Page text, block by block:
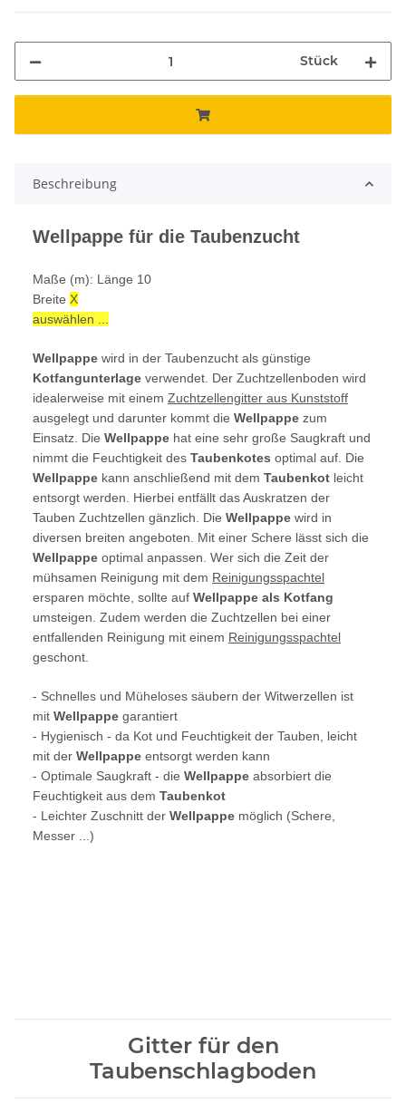
Stück
Beschreibung
Wellpappe für die Taubenzucht
Maße (m): Länge 10
Breite X
auswählen ...
Wellpappe wird in der Taubenzucht als günstige
Kotfangunterlage verwendet. Der Zuchtzellenboden wird
idealerweise mit einem Zuchtzellengitter aus Kunststoff
ausgelegt und darunter kommt die Wellpappe zum
Einsatz. Die Wellpappe hat eine sehr große Saugkraft und
nimmt die Feuchtigkeit des Taubenkotes optimal auf. Die
Wellpappe kann anschließend mit dem Taubenkot leicht
entsorgt werden. Hierbei entfällt das Auskratzen der
Tauben Zuchtzellen gänzlich. Die Wellpappe wird in
diversen breiten angeboten. Mit einer Schere lässt sich die
Wellpappe optimal anpassen. Wer sich die Zeit der
mühsamen Reinigung mit dem Reinigungsspachtel
ersparen möchte, sollte auf Wellpappe als Kotfang
umsteigen. Zudem werden die Zuchtzellen bei einer
entfallenden Reinigung mit einem Reinigungsspachtel
geschont.
- Schnelles und Müheloses säubern der Witwerzellen ist
mit Wellpappe garantiert
- Hygienisch - da Kot und Feuchtigkeit der Tauben, leicht
mit der Wellpappe entsorgt werden kann
- Optimale Saugkraft - die Wellpappe absorbiert die
Feuchtigkeit aus dem Taubenkot
- Leichter Zuschnitt der Wellpappe möglich (Schere,
Messer ...)
Gitter für den
Taubenschlagboden